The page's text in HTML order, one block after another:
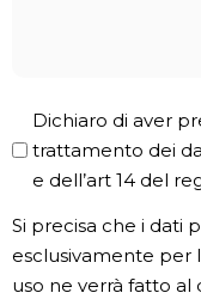
Privacy
Policy
Dichiaro di aver
trattamento dei
e dell’art 14 del
Si precisa che i dati
esclusivamente per
uso ne verrà fatto al